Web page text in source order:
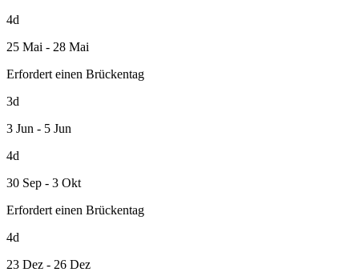
4d
25 Mai - 28 Mai
Erfordert einen Brückentag
3d
3 Jun - 5 Jun
4d
30 Sep - 3 Okt
Erfordert einen Brückentag
4d
23 Dez - 26 Dez